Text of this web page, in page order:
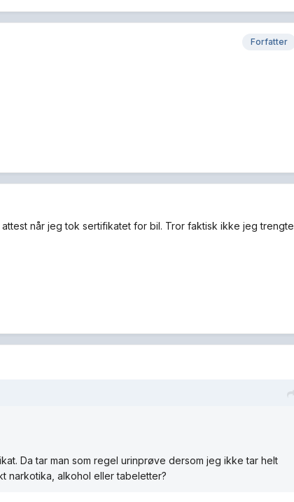
Forfatter
når jeg tok sertifikatet for bil. Tror faktisk ikke jeg trengte
Da tar man som regel urinprøve dersom jeg ikke tar helt
narkotika, alkohol eller tabeletter?